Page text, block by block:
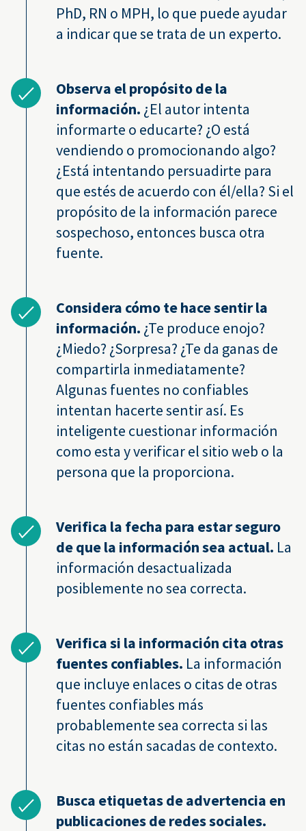
PhD, RN o MPH, lo que puede ayudar
a indicar que se trata de un experto.
Observa el propósito de la
información. ¿El autor intenta
informarte o educarte? ¿O está
vendiendo o promocionando algo?
¿Está intentando persuadirte para
que estés de acuerdo con él/ella? Si el
propósito de la información parece
sospechoso, entonces busca otra
fuente.
Considera cómo te hace sentir la
información. ¿Te produce enojo?
¿Miedo? ¿Sorpresa? ¿Te da ganas de
compartirla inmediatamente?
Algunas fuentes no confiables
intentan hacerte sentir así. Es
inteligente cuestionar información
como esta y verificar el sitio web o la
persona que la proporciona.
Verifica la fecha para estar seguro
de que la información sea actual. La
información desactualizada
posiblemente no sea correcta.
Verifica si la información cita otras
fuentes confiables. La información
que incluye enlaces o citas de otras
fuentes confiables más
probablemente sea correcta si las
citas no están sacadas de contexto.
Busca etiquetas de advertencia en
publicaciones de redes sociales.